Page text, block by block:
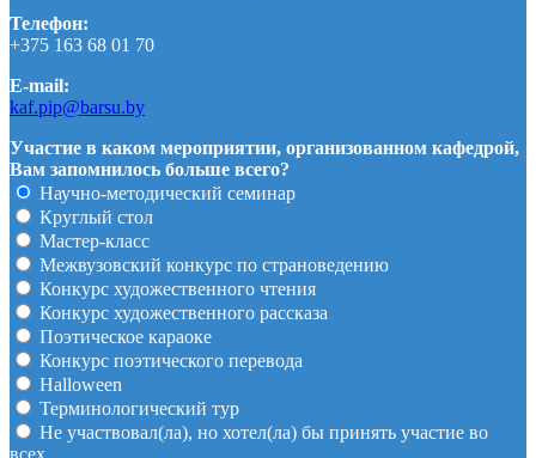
Телефон:
+375 163 68 01 70
E-mail:
kaf.pip@barsu.by
Участие в каком мероприятии, организованном кафедрой,
Вам запомнилось больше всего?
Научно-методический семинар
Круглый стол
Мастер-класс
Межвузовский конкурс по страноведению
Конкурс художественного чтения
Конкурс художественного рассказа
Поэтическое караоке
Конкурс поэтического перевода
Halloween
Терминологический тур
Не участвовал(ла), но хотел(ла) бы принять участие во
всех